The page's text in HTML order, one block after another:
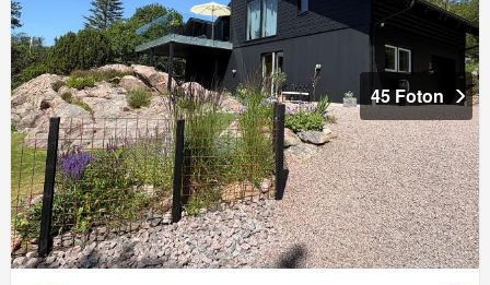
45 Foton